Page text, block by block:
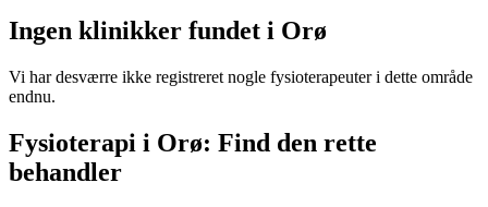
Ingen klinikker fundet i Orø
Vi har desværre ikke registreret nogle fysioterapeuter i dette område
endnu.
Fysioterapi i Orø: Find den rette
behandler